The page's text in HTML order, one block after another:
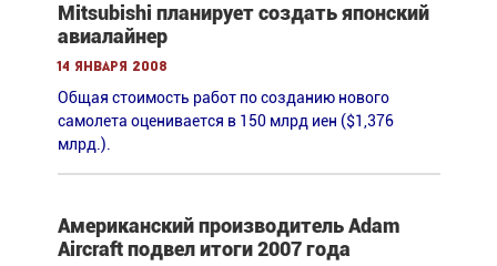
Mitsubishi планирует создать японский
авиалайнер
14 января 2008
Общая стоимость работ по созданию нового
самолета оценивается в 150 млрд иен ($1,376
млрд.).
Американский производитель Adam
Aircraft подвел итоги 2007 года